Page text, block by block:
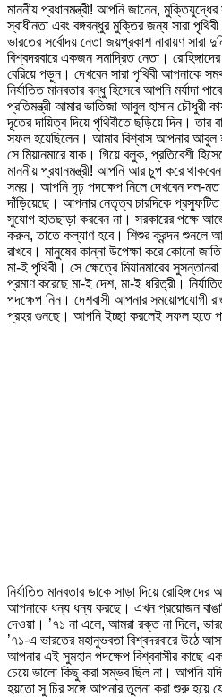
মাননীয় প্রধানমন্ত্রী! আপনি জানেন, মুক্তিযুদ্ধের
স্বাধীনতা এবং বঙ্গবন্ধুর মুক্তির জন্য সারা
ভারতের সর্বোদয় নেতা জয়প্রকাশ নারায়ণ
বিশ্বদরবারে একজন সমাদ্রিত নেতা।
বেরিয়ে পড়ুন। দেখবেন সারা পৃথিবী আপনাকে
নির্যাতিত মানবতার বন্ধু হিসেবে আপনি মর্যাদা
প্রতিমন্ত্রী আমার ভাতিজা আবুল হাসান চৌধুরী
দূতের দায়িত্ব দিয়ে পৃথিবীতে ছড়িয়ে দিন। তার
সফল হয়েছিলেন। আমার বিশ্বাস আপনার আবুল
সে মিয়ানমারে যাক। গিয়ে বলুক, প্রতিবেশী
মাননীয় প্রধানমন্ত্রী! আপনি আর চুপ করে
সময়। আপনি দৃঢ় পদক্ষেপ নিলে দেখবেন দল-মত
দাঁড়িয়েছে। আপনার নেতৃত্ব চারদিকে
সুযোগ হাতছাড়া করবেন না। সরকারের পক্ষে
করুন, তাতে কল্যাণ হবে। শিশুর ক্রন্দন
রাখবে। মানুষের কান্না উপেক্ষা করে কোনো
মা-ই পৃথিবী। সে ক্ষেত্রে মিয়ানমারের
প্রমাণ করেছে মা-ই দেশ, মা-ই ধরিত্রী।
পদক্ষেপ নিন। দেশবাসী আপনার সময়োপযোগী
প্রহর গুনছে। আপনি ইচ্ছা করলেই সফল হতে
নির্যাতিত মানবতার ডাকে সাড়া দিয়ে
আপনাকে ধন্য ধন্য করছে। এখন প্রয়োজন
দেওয়া। ’৭১ না এলে, আমরা রক্ত না দিলে,
’৭১-এ ভারতের মহানুভবতা বিশ্বদরবারে উঠে
আপনার এই সুমহান পদক্ষেপ বিশ্ববাসীর কাছে
চেয়ে ভালো কিছু করা সম্ভব ছিল না। আপনি যদি
হয়তো সু চির সঙ্গে আপনার তুলনা করা শুরু হয়ে